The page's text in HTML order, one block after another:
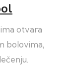
otvara
bolovima,